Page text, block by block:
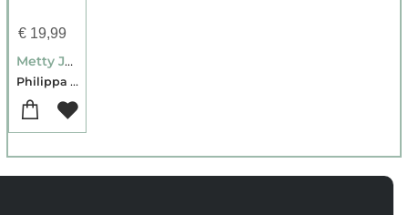
€19,99
Metty Jones en de schedeltattoo
Philippa Leathley